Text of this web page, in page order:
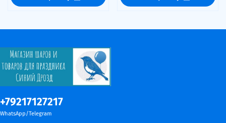
+79217127217
WhatsApp/Telegram